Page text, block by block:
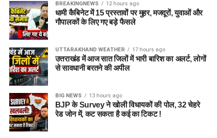
BREAKINGNEWS 12 hours ago
धामी कैबिनेट में 15 प्रस्तावों पर मुहर, मजदूरों, युवाओं और
गौपालकों के लिए गए बड़े फैसले
UTTARAKHAND WEATHER 17 hours ago
उत्तराखंड में आज सात जिलों में भारी बारिश का अलर्ट, लोगों
से सावधानी बरतने की अपील
BIG NEWS 13 hours ago
BJP के Survey ने खोली विधायकों की पोल, 32 चेहरे
रेड जोन में, कट सकता है कई का टिकट !